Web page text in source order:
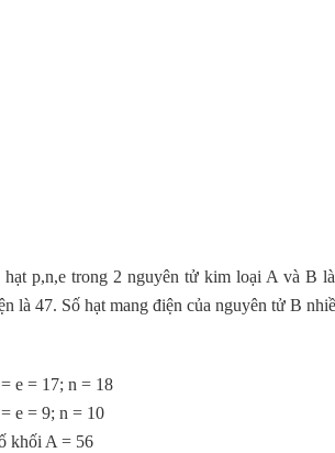
hạt p,n,e trong 2 nguyên tử kim loại A và B
là 47. Số hạt mang điện của nguyên tử B
e = 17; n = 18
e = 9; n = 10
khối A = 56